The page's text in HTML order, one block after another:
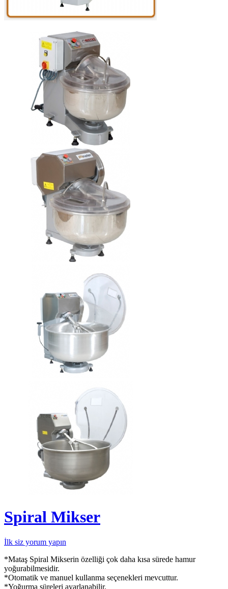
Spiral Mikser
İlk siz yorum yapın
*Mataş Spiral Mikserin özelliği çok daha kısa sürede hamur
yoğurabilmesidir.
*Otomatik ve manuel kullanma seçenekleri mevcuttur.
*Yoğurma süreleri ayarlanabilir.